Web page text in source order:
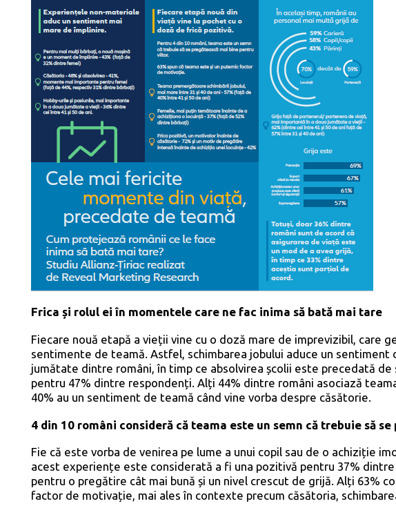
Frica și rolul ei în momentele care ne fac inima să bată mai tare
Fiecare nouă etapă a vieții vine cu o doză mare de imprevizibil, care
sentimente de teamă. Astfel, schimbarea jobului aduce un sentiment
jumătate dintre români, în timp ce absolvirea școlii este precedată
pentru 47% dintre respondenți. Alți 44% dintre români asociază
40% au un sentiment de teamă când vine vorba despre căsătorie.
4 din 10 români consideră că teama este un semn că trebuie să
Fie că este vorba de venirea pe lume a unui copil sau de o achiziție
acest experiențe este considerată a fi una pozitivă pentru 37%
pentru o pregătire cât mai bună și un nivel crescut de grijă. Alți 63%
factor de motivație, mai ales în contexte precum căsătoria,